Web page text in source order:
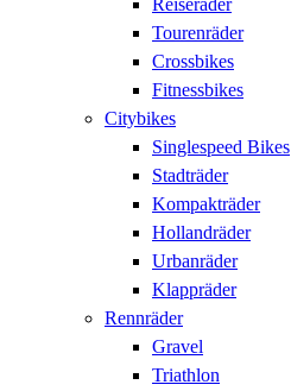
Tourenräder
Crossbikes
Fitnessbikes
Citybikes
Singlespeed Bikes
Stadträder
Kompakträder
Hollandräder
Urbanräder
Klappräder
Rennräder
Gravel
Triathlon